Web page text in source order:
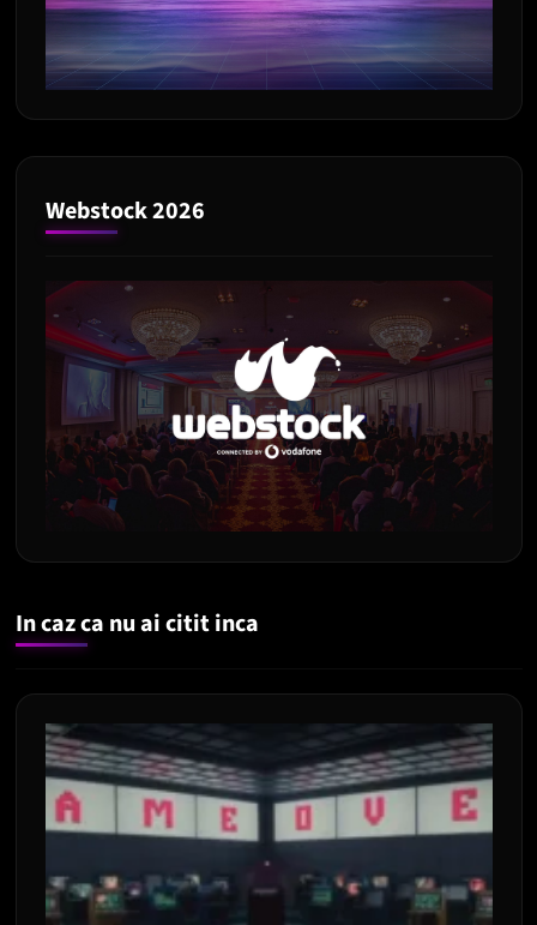
Webstock 2026
In caz ca nu ai citit inca